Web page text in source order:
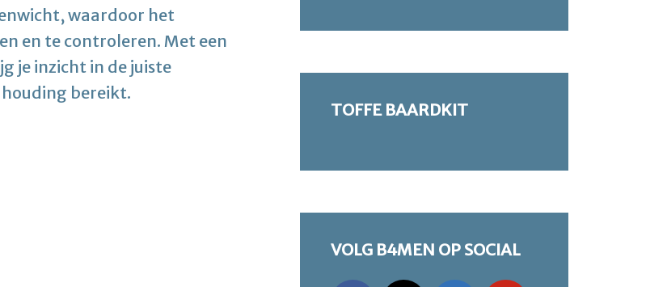
waardoor het
en te controleren. Met een
je inzicht in de juiste
bereikt.
TOFFE BAARDKIT
VOLG B4MEN OP SOCIAL